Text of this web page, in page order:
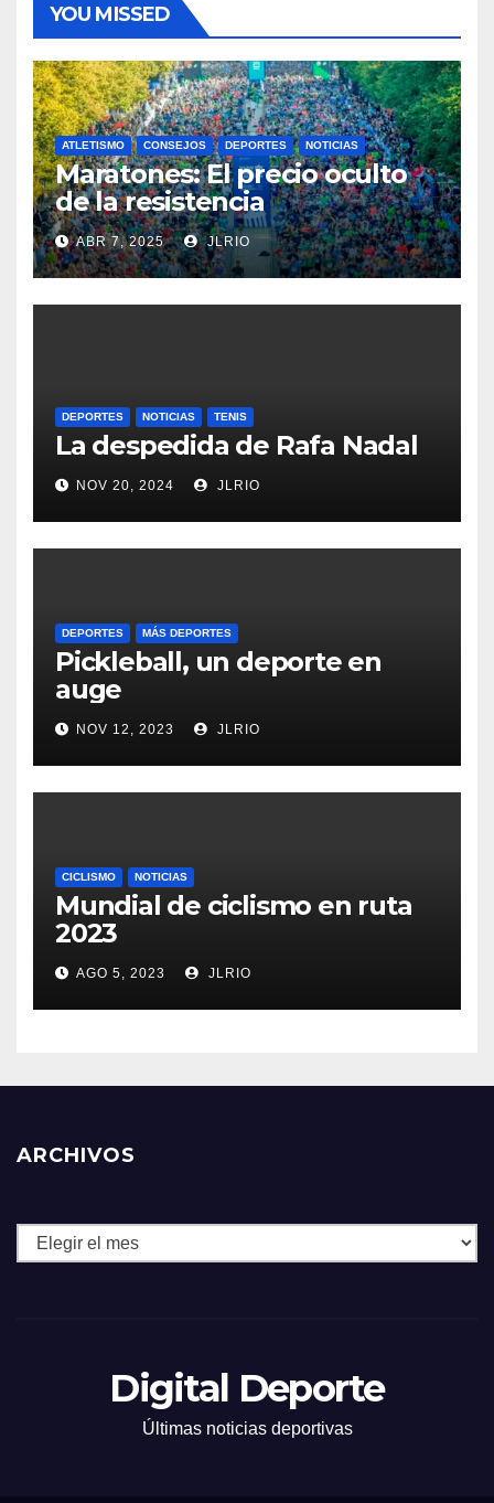
YOU MISSED
ATLETISMO CONSEJOS DEPORTES NOTICIAS
Maratones: El precio oculto
de la resistencia
ABR 7, 2025 JLRIO
DEPORTES NOTICIAS TENIS
La despedida de Rafa Nadal
NOV 20, 2024 JLRIO
DEPORTES MÁS DEPORTES
Pickleball, un deporte en
auge
NOV 12, 2023 JLRIO
CICLISMO NOTICIAS
Mundial de ciclismo en ruta
2023
AGO 5, 2023 JLRIO
ARCHIVOS
Archivos
Digital Deporte
Últimas noticias deportivas